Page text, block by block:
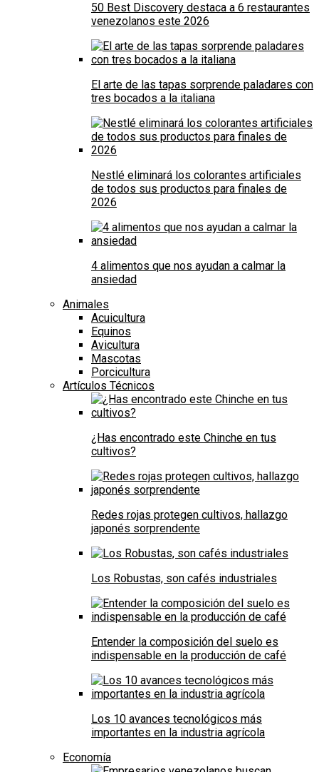
50 Best Discovery destaca a 6 restaurantes
venezolanos este 2026
El arte de las tapas sorprende paladares con
tres bocados a la italiana
Nestlé eliminará los colorantes artificiales
de todos sus productos para finales de
2026
4 alimentos que nos ayudan a calmar la
ansiedad
Animales
Acuicultura
Equinos
Avicultura
Mascotas
Porcicultura
Artículos Técnicos
¿Has encontrado este Chinche en tus
cultivos?
Redes rojas protegen cultivos, hallazgo
japonés sorprendente
Los Robustas, son cafés industriales
Entender la composición del suelo es
indispensable en la producción de café
Los 10 avances tecnológicos más
importantes en la industria agrícola
Economía